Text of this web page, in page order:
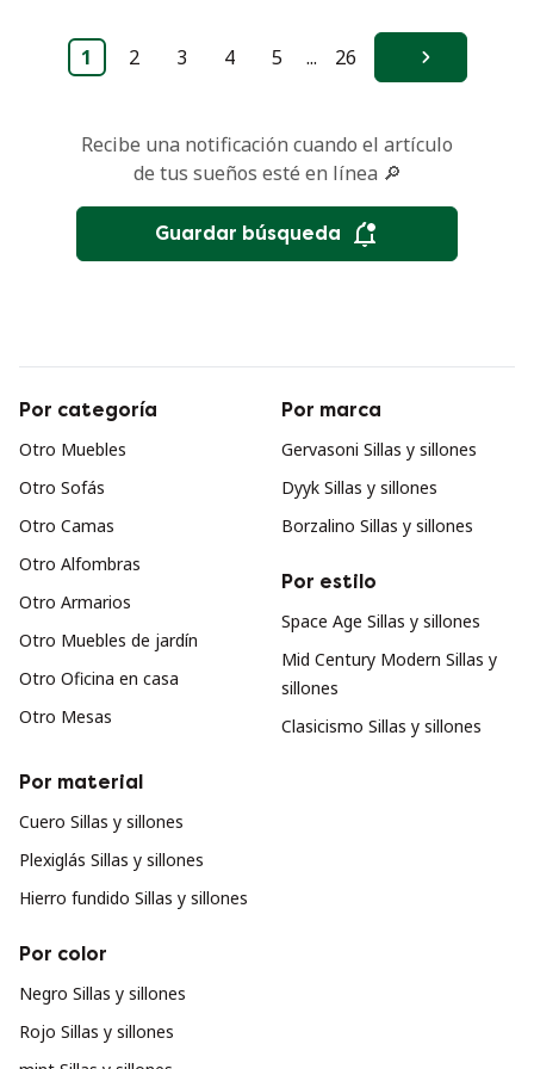
1 2 3 4 5 ... 26 Siguiente
Recibe una notificación cuando el artículo
de tus sueños esté en línea 🔎
Guardar búsqueda
Por categoría
Otro Muebles
Otro Sofás
Otro Camas
Otro Alfombras
Otro Armarios
Otro Muebles de jardín
Otro Oficina en casa
Otro Mesas
Por marca
Gervasoni Sillas y sillones
Dyyk Sillas y sillones
Borzalino Sillas y sillones
Por estilo
Space Age Sillas y sillones
Mid Century Modern Sillas y
sillones
Clasicismo Sillas y sillones
Por material
Cuero Sillas y sillones
Plexiglás Sillas y sillones
Hierro fundido Sillas y sillones
Por color
Negro Sillas y sillones
Rojo Sillas y sillones